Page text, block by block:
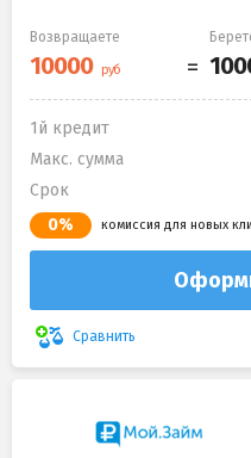
Возвращаете
1й кредит
Макс. сумма
Срок
0% комиссия для новых
Сравнить